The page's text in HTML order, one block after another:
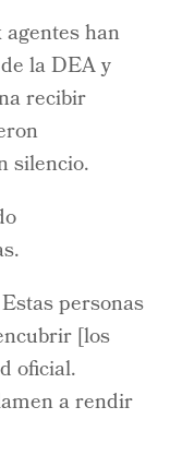
han
la DEA y
recibir
silencio.
personas
[los
oficial.
a rendir